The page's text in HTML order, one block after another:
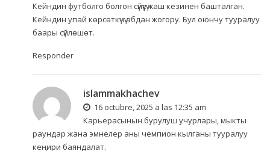
Кейндин футболго болгон сүйүүсү жаш кезинен башталган.
Кейндин упай көрсөткүчү абдан жогору. Бул оюнчу тууралуу
баары сүйлөшөт.
Responder
islammakhachev
16 octubre, 2025 a las 12:35 am
Карьерасынын бурулуш учурлары, мыкты
раундар жана эмнелер аны чемпион кылганы тууралуу
кеңири баяндалат.